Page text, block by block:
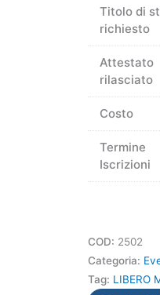
Titolo di
richiesto
Attestato
rilasciato
Costo
Termine
Iscrizioni
COD: 2502
Categoria:
Tag: LIBERO